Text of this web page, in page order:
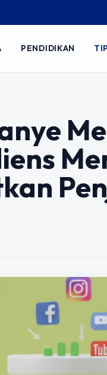
PENDIDIKAN